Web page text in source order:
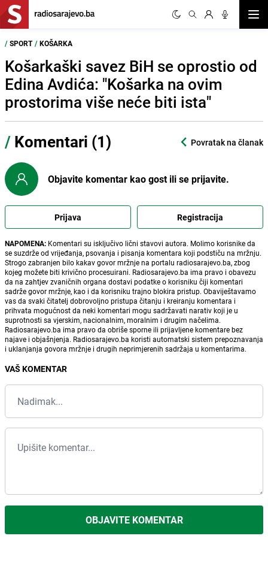
/ SPORT / KOŠARKA
Košarkaški savez BiH se oprostio od
Edina Avdića: "Košarka na ovim
prostorima više neće biti ista"
/ Komentari (1) Povratak na članak
Objavite komentar kao gost ili se prijavite.
Prijava Registracija
NAPOMENA: Komentari su isključivo lični stavovi autora. Molimo korisnike da
se suzdrže od vrijeđanja, psovanja i pisanja komentara koji podstiču na mržnju.
Strogo zabranjen bilo kakav govor mržnje na portalu radiosarajevo.ba, zbog
kojeg možete biti krivično procesuirani. Radiosarajevo.ba ima pravo i obavezu
da na zahtjev zvaničnih organa dostavi podatke o korisniku čiji komentari
sadrže govor mržnje, kao i da korisniku trajno blokira pristup. Obaviještavamo
vas da svaki čitatelj dobrovoljno pristupa čitanju i kreiranju komentara i
prihvata mogućnost da neki komentari mogu sadržavati narativ koji je u
suprotnosti sa vjerskim, nacionalnim, moralnim i drugim načelima.
Radiosarajevo.ba ima pravo da obriše sporne ili prijavljene komentare bez
najave i objašnjenja. Radiosarajevo.ba koristi automatski sistem prepoznavanja
i uklanjanja govora mržnje i drugih neprimjerenih sadržaja u komentarima.
VAŠ KOMENTAR
OBJAVITE KOMENTAR